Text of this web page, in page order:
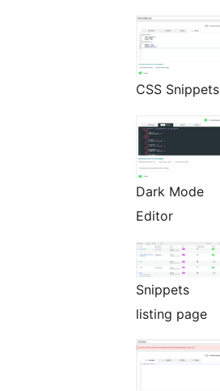
CSS Snippets
Dark Mode
Editor
Snippets
listing page